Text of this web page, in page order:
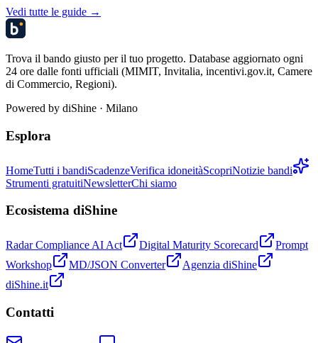
Vedi tutte le guide →
Trova il bando giusto per il tuo progetto. Database aggiornato ogni
24 ore dalle fonti ufficiali (MIMIT, Invitalia, incentivi.gov.it, Camere
di Commercio, Regioni).
Powered by diShine · Milano
Esplora
HomeTutti i bandiScadenzeVerifica idoneitàScopriNotizie bandi
Strumenti gratuitiNewsletterChi siamo
Ecosistema diShine
Radar Compliance AI Act Digital Maturity Scorecard
Prompt
Workshop
MD/JSON Converter
Agenzia diShine
diShine.it
Contatti